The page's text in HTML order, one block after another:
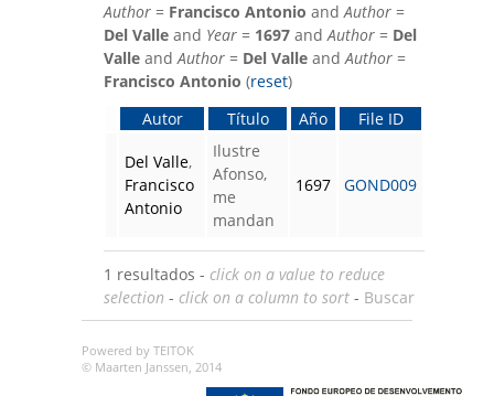
Author = Francisco Antonio andAuthor =
Del Valle and Year = 1697 andAuthor = Del
Valle andAuthor = Del Valle andAuthor =
Francisco Antonio (reset)
Autor
Título Año File ID
Del Valle,
Francisco
Antonio
Ilustre
Afonso,
me
mandan
1697 GOND009
1 resultados - click on a value to reduce
selection - click on a column to sort - Buscar
Powered by TEITOK
© Maarten Janssen, 2014